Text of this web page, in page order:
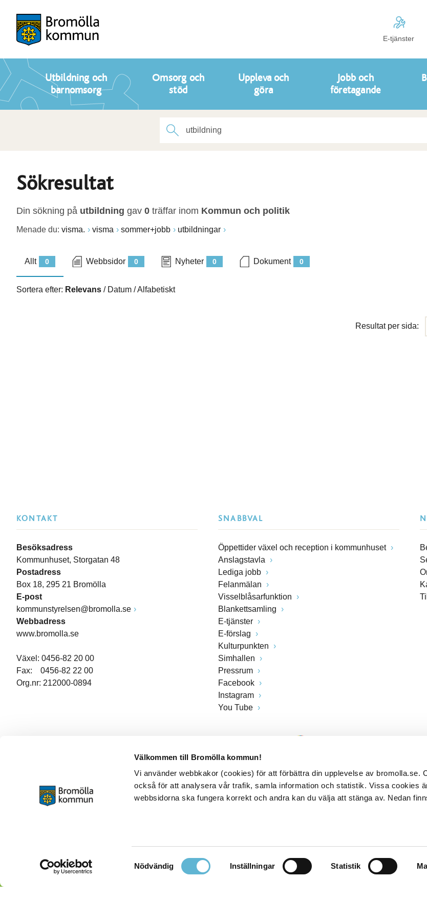
Välkommen till Bromölla kommun!
Vi använder webbkakor (cookies) för att förbättra din upplevelse av bromolla.se.
också för att analysera vår trafik, samla information och statistik. Vissa cookies
webbsidorna ska fungera korrekt och andra kan du välja att stänga av. Nedan
Samtyckesval
Nödvändig Inställningar Statistik
E-tjänster
Utbildning och
barnomsorg
Omsorg och
stöd
Uppleva och
göra
Jobb och
företagande
Sökresultat
Din sökning på utbildning gav 0 träffar inom Kommun och politik
Menade du: visma. visma sommer+jobb utbildningar
0
Allt 0
Webbsidor 0
Nyheter 0
Dokument
Sortera efter: Relevans / Datum /Alfabetiskt
Resultat per sida:
KONTAKT
Besöksadress
Kommunhuset, Storgatan 48
Postadress
Box 18, 295 21 Bromölla
E-post
kommunstyrelsen@bromolla.se
Webbadress
www.bromolla.se
Växel: 0456-82 20 00
Fax: 0456-82 22 00
Org.nr: 212000-0894
SNABBVAL
Öppettider växel och reception i kommunhuset
Anslagstavla
Lediga jobb
Felanmälan
Visselblåsarfunktion
Blankettsamling
E-tjänster
E-förslag
Kulturpunkten
Simhallen
Pressrum
Facebook
Instagram
You Tube